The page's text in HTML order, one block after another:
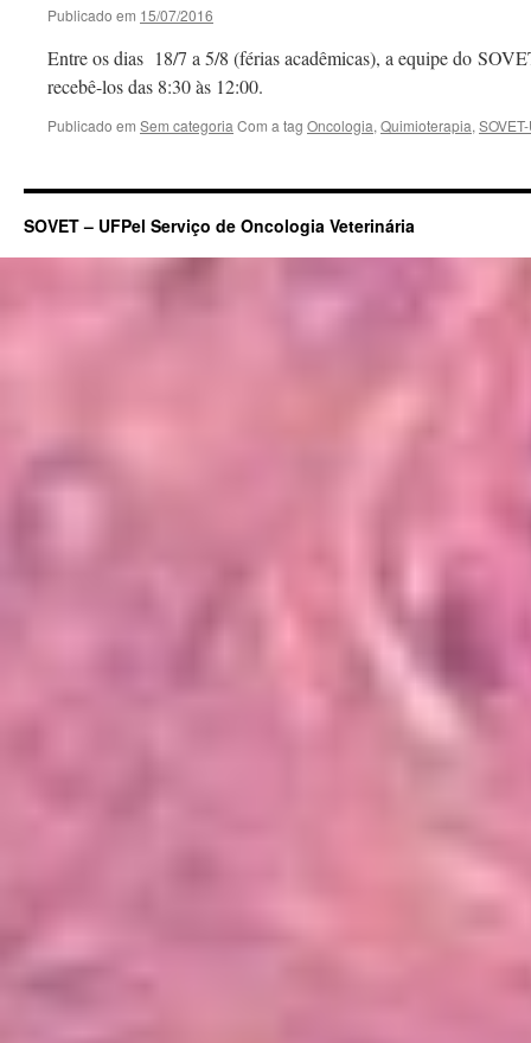
SOVET
Publicado em 15/07/2016
Entre os dias 18/7 a 5/8 (férias acadêmicas), a equipe do
recebê-los das 8:30 às 12:00.
Publicado em Sem categoria Com a tag Oncologia, Quimioterapia,
SOVET – UFPel Serviço de Oncologia Veterinária